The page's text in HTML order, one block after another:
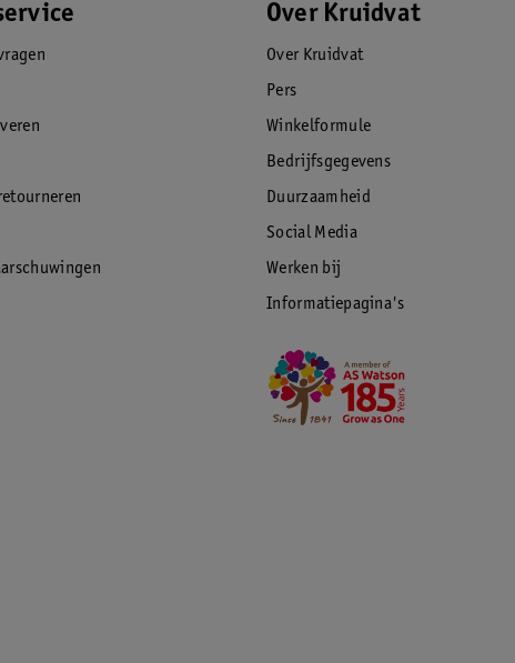
Over Kruidvat
Over Kruidvat
Pers
Winkelformule
Bedrijfsgegevens
Duurzaamheid
Social Media
Werken bij
Informatiepagina's